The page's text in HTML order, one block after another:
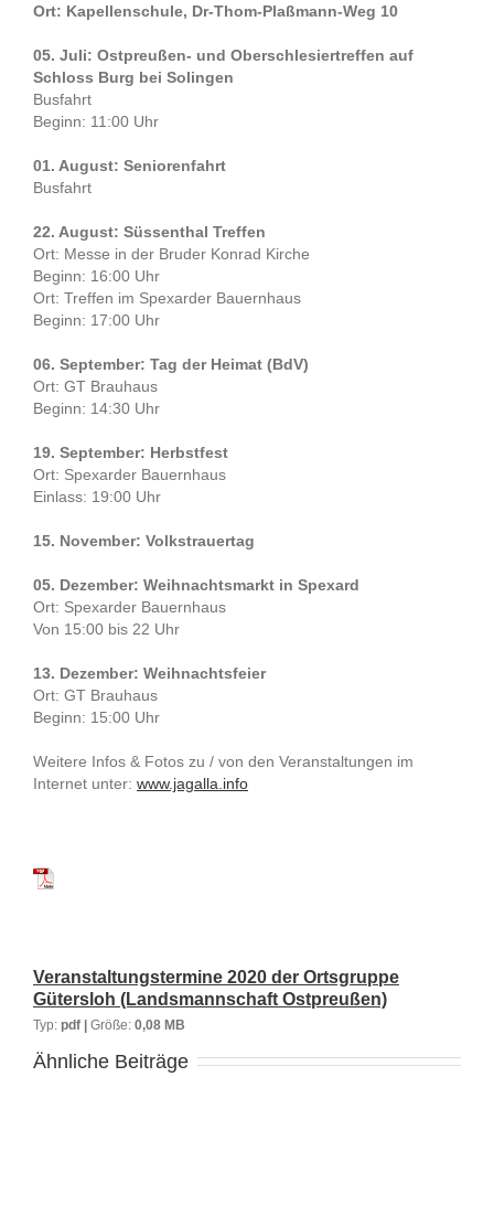
Ort: Kapellenschule, Dr-Thom-Plaßmann-Weg 10
05. Juli: Ostpreußen- und Oberschlesiertreffen auf
Schloss Burg bei Solingen
Busfahrt
Beginn: 11:00 Uhr
01. August: Seniorenfahrt
Busfahrt
22. August: Süssenthal Treffen
Ort: Messe in der Bruder Konrad Kirche
Beginn: 16:00 Uhr
Ort: Treffen im Spexarder Bauernhaus
Beginn: 17:00 Uhr
06. September: Tag der Heimat (BdV)
Ort: GT Brauhaus
Beginn: 14:30 Uhr
19. September: Herbstfest
Ort: Spexarder Bauernhaus
Einlass: 19:00 Uhr
15. November: Volkstrauertag
05. Dezember: Weihnachtsmarkt in Spexard
Ort: Spexarder Bauernhaus
Von 15:00 bis 22 Uhr
13. Dezember: Weihnachtsfeier
Ort: GT Brauhaus
Beginn: 15:00 Uhr
Weitere Infos & Fotos zu / von den Veranstaltungen im
Internet unter: www.jagalla.info
Veranstaltungstermine 2020 der Ortsgruppe
Gütersloh (Landsmannschaft Ostpreußen)
Typ: pdf | Größe: 0,08 MB
Ähnliche Beiträge